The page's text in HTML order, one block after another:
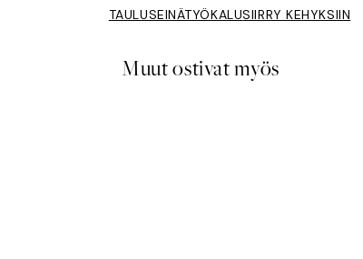
TAULUSEINÄTYÖKALUSIIRRY KEHYKSIIN
Muut ostivat myös